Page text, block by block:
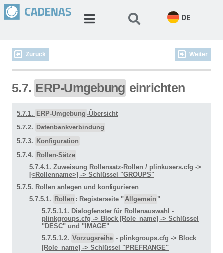
DE
Zurück Weiter
5.7. ERP-Umgebung einrichten
5.7.1. ERP-Umgebung -Übersicht
5.7.2. Datenbankverbindung
5.7.3. Konfiguration
5.7.4. Rollen-Sätze
5.7.4.1. Zuweisung Rollensatz-Rollen / plinkusers.cfg ->
[<Rollenname>] -> Schlüssel "GROUPS"
5.7.5. Rollen anlegen und konfigurieren
5.7.5.1. Rollen : Registerseite "Allgemein "
5.7.5.1.1. Dialogfenster für Rollenauswahl -
plinkgroups.cfg -> Block [Role_name] -> Schlüssel
"DESC" und "IMAGE"
5.7.5.1.2. Vorzugsreihe - plinkgroups.cfg -> Block
[Role_name] -> Schlüssel "PREFRANGE"